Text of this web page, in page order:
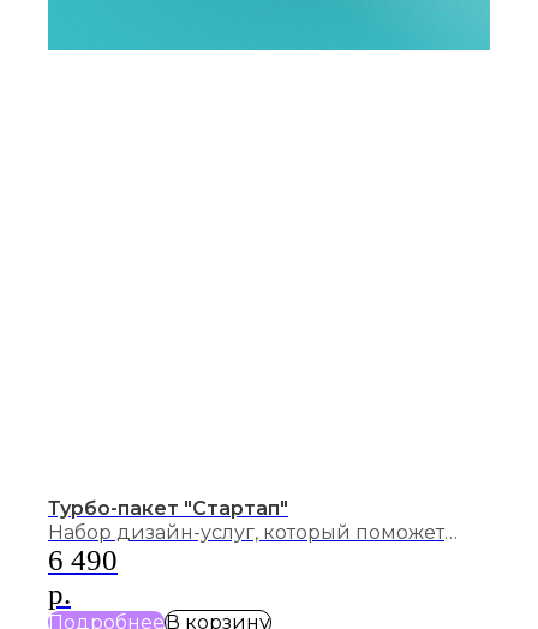
Турбо-пакет "Стартап"
Набор дизайн-услуг, который поможет
начать своё дело. Вы можете сами выбрать
один из двух вариантов пакета «Стартап».
6 490
р.
ПодробнееВ корзину